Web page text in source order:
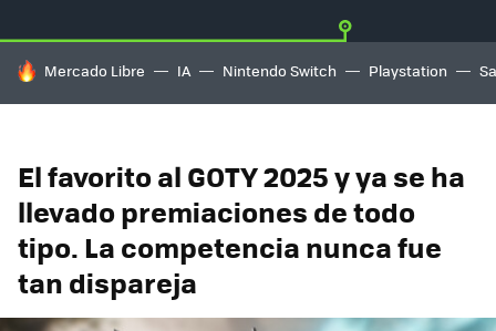
HOY SE HABLA DE
Mercado Libre IA Nintendo Switch Playstation
El favorito al GOTY 2025 y ya se ha
llevado premiaciones de todo
tipo. La competencia nunca fue
tan dispareja